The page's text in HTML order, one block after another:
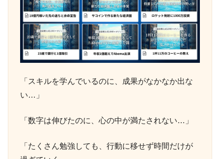
「スキルを学んでいるのに、成果がなかなか出な
い…」
「数字は伸びたのに、心の中が満たされない…」
「たくさん勉強しても、行動に移せず時間だけが